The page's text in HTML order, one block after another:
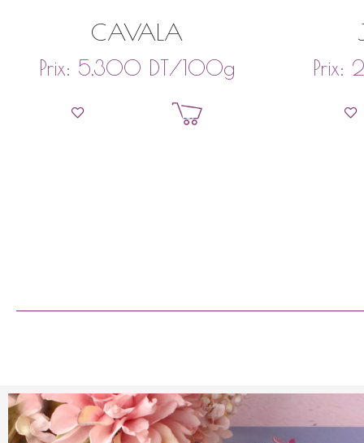
CAVALA
Prix: 5,300 DT/100g
Ajouter au panier
Prix: